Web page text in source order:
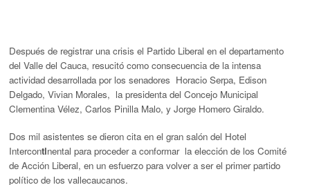
Después de registrar una crisis el Partido Liberal en el departamento
del Valle del Cauca, resucitó como consecuencia de la intensa
actividad desarrollada por los senadores Horacio Serpa, Edison
Delgado, Vivian Morales, la presidenta del Concejo Municipal
Clementina Vélez, Carlos Pinilla Malo, y Jorge Homero Giraldo.
Dos mil asistentes se dieron cita en el gran salón del Hotel
Intercontinental para proceder a conformar la elección de los Comité
de Acción Liberal, en un esfuerzo para volver a ser el primer partido
político de los vallecaucanos.